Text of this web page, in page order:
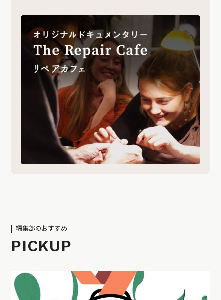
編集部のおすすめ
PICKUP